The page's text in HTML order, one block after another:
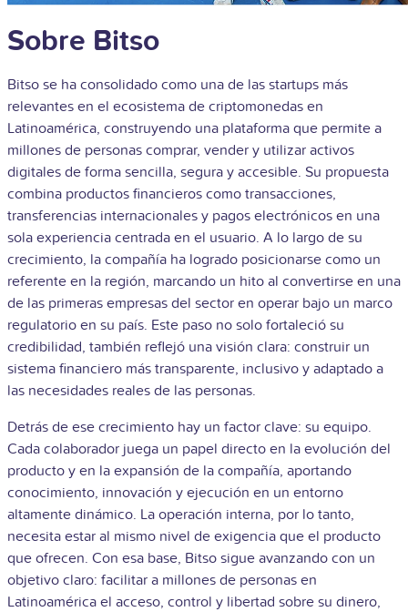
Sobre Bitso
Bitso se ha consolidado como una de las startups más
relevantes en el ecosistema de criptomonedas en
Latinoamérica, construyendo una plataforma que permite a
millones de personas comprar, vender y utilizar activos
digitales de forma sencilla, segura y accesible. Su propuesta
combina productos financieros como transacciones,
transferencias internacionales y pagos electrónicos en una
sola experiencia centrada en el usuario. A lo largo de su
crecimiento, la compañía ha logrado posicionarse como un
referente en la región, marcando un hito al convertirse en una
de las primeras empresas del sector en operar bajo un marco
regulatorio en su país. Este paso no solo fortaleció su
credibilidad, también reflejó una visión clara: construir un
sistema financiero más transparente, inclusivo y adaptado a
las necesidades reales de las personas.
Detrás de ese crecimiento hay un factor clave: su equipo.
Cada colaborador juega un papel directo en la evolución del
producto y en la expansión de la compañía, aportando
conocimiento, innovación y ejecución en un entorno
altamente dinámico. La operación interna, por lo tanto,
necesita estar al mismo nivel de exigencia que el producto
que ofrecen. Con esa base, Bitso sigue avanzando con un
objetivo claro: facilitar a millones de personas en
Latinoamérica el acceso, control y libertad sobre su dinero,